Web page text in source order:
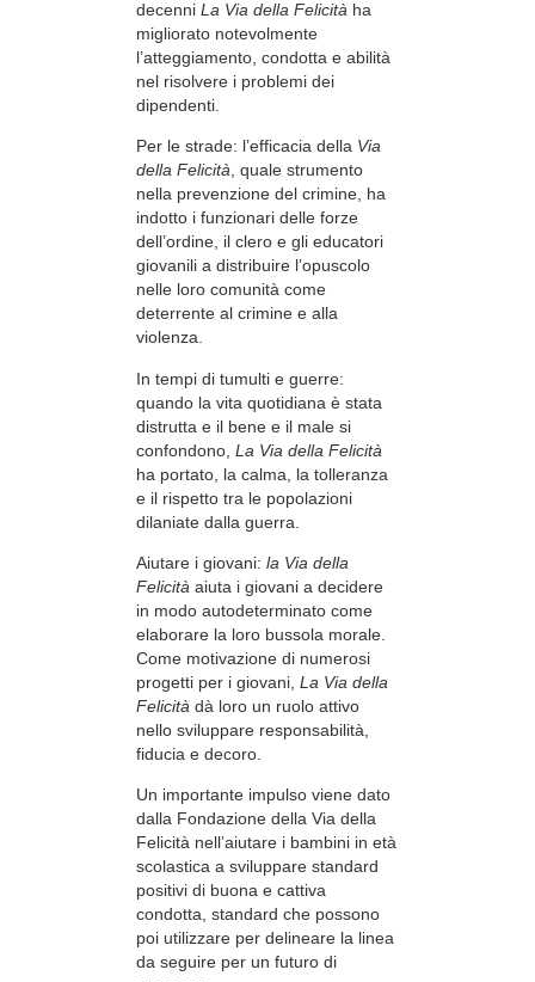
decenni La Via della Felicità ha
migliorato notevolmente
l’atteggiamento, condotta e abilità
nel risolvere i problemi dei
dipendenti.
Per le strade: l’efficacia della Via
della Felicità, quale strumento
nella prevenzione del crimine, ha
indotto i funzionari delle forze
dell’ordine, il clero e gli educatori
giovanili a distribuire l’opuscolo
nelle loro comunità come
deterrente al crimine e alla
violenza.
In tempi di tumulti e guerre:
quando la vita quotidiana è stata
distrutta e il bene e il male si
confondono, La Via della Felicità
ha portato, la calma, la tolleranza
e il rispetto tra le popolazioni
dilaniate dalla guerra.
Aiutare i giovani: la Via della
Felicità aiuta i giovani a decidere
in modo autodeterminato come
elaborare la loro bussola morale.
Come motivazione di numerosi
progetti per i giovani, La Via della
Felicità dà loro un ruolo attivo
nello sviluppare responsabilità,
fiducia e decoro.
Un importante impulso viene dato
dalla Fondazione della Via della
Felicità nell’aiutare i bambini in età
scolastica a sviluppare standard
positivi di buona e cattiva
condotta, standard che possono
poi utilizzare per delineare la linea
da seguire per un futuro di